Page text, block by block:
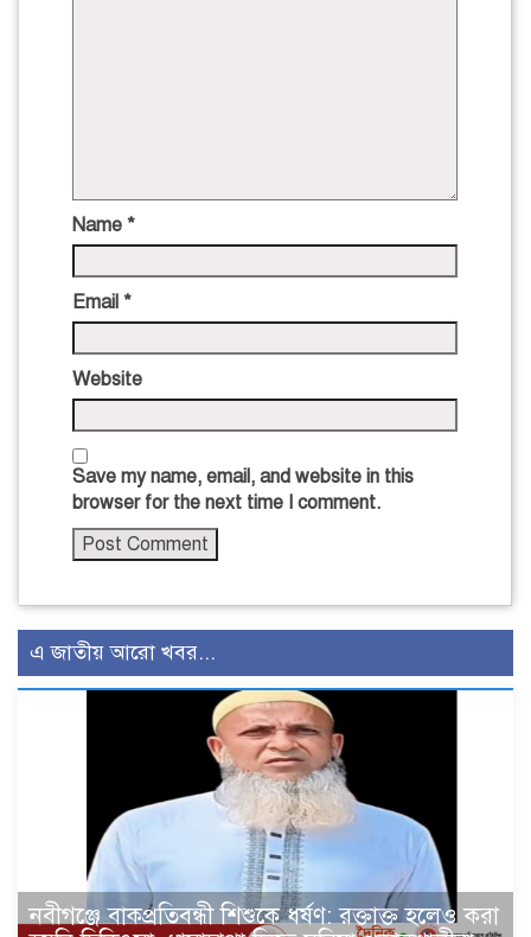
Name *
Email *
Website
Save my name, email, and website in this
browser for the next time I comment.
এ জাতীয় আরো খবর...
নবীগঞ্জে বাকপ্রতিবন্ধী শিশুকে ধর্ষণ: রক্তাক্ত হলেও করা